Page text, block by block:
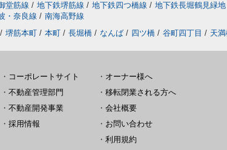
堂筋線 / 地下鉄堺筋線 / 地下鉄四つ橋線 / 地下鉄長堀鶴見緑地
・奈良線 / 南海高野線
/ 堺筋本町 / 本町 / 長堀橋 / なんば / 四ツ橋 / 谷町四丁目 / 天
・ コーポレートサイト
・ 不動産管理部門
・ 不動産開発事業
・ 採用情報
・ オーナー様へ
・ 移転閉業される方へ
・ 会社概要
・ お問い合わせ
・ 利用規約